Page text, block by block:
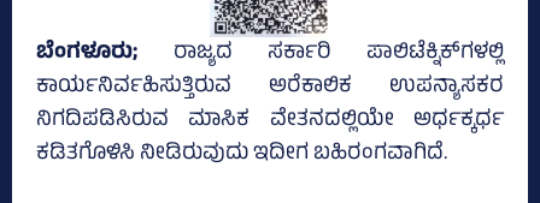
ಬೆಂಗಳೂರು; ರಾಜ್ಯದ ಸರ್ಕಾರಿ ಪಾಲಿಟೆಕ್ನಿಕ್‌ಗಳಲ್ಲಿ
ಕಾರ್ಯನಿರ್ವಹಿಸುತ್ತಿರುವ ಅರೆಕಾಲಿಕ ಉಪನ್ಯಾಸಕರ
ನಿಗದಿಪಡಿಸಿರುವ ಮಾಸಿಕ ವೇತನದಲ್ಲಿಯೇ ಅರ್ಧಕ್ಕರ್ಧ
ಕಡಿತಗೊಳಿಸಿ ನೀಡಿರುವುದು ಇದೀಗ ಬಹಿರಂಗವಾಗಿದೆ.